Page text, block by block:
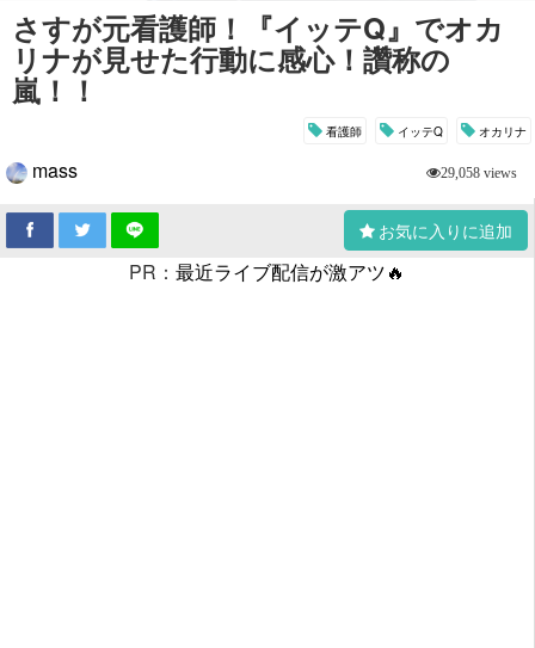
さすが元看護師！『イッテQ』でオカ
リナが見せた行動に感心！讚称の
嵐！！
看護師 イッテQ オカリナ
mass 29,058 views
お気に入りに追加
PR： 最近ライブ配信が激アツ🔥